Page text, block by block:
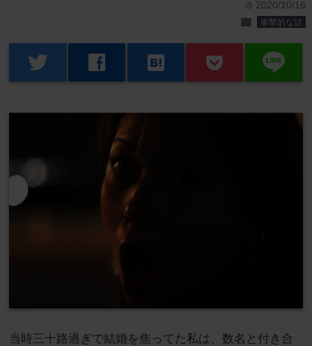
time 2020/10/16
folder 衝撃的な話
twitter facebook hatenabookmark line
当時三十路過ぎで結婚を焦ってた私は、数名と付き合